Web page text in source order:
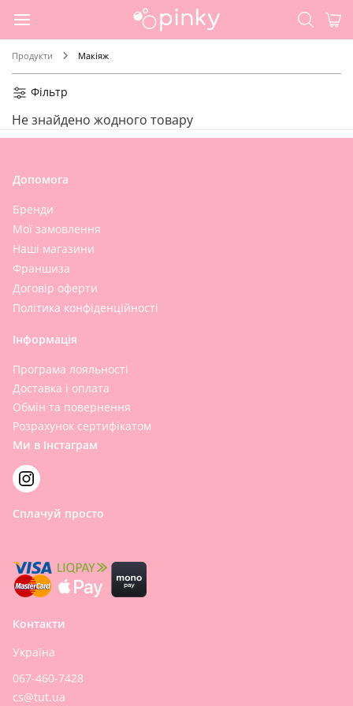
Продукти Макіяж
Фільтр
Не знайдено жодного товару
Допомога
Бренди
Мої замовлення
Наші магазини
Франшиза
Договір оферти
Політика конфіденційності
Інформація
Програма лояльності
Доставка і оплата
Обмін та повернення
Розрахунок сертифікатом
Ми в Інстаграм
Сплачуй просто
Контакти
Україна
067-460-7428
cs@tut.ua